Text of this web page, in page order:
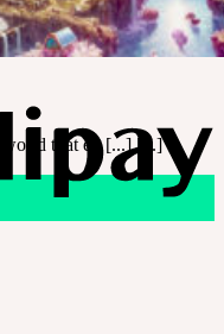
that ex [...] [...]